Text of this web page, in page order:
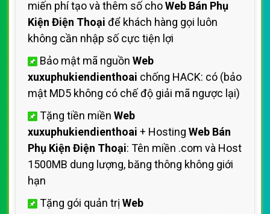
miến phí tạo và thêm số choWeb Bán Phụ
Kiện Điện Thoại để khách hàng gọi luôn
không cần nhập số cực tiện lợi
Bảo mật mã nguồn Web
xuxuphukiendienthoai chống HACK: có (bảo
mật MD5 không có chế độ giải mã ngược lại)
Tặng tiền miền Web
xuxuphukiendienthoai + Hosting Web Bán
Phụ Kiện Điện Thoại: Tên miền .com và Host
1500MB dung lượng, băng thông không giới
hạn
Tặng gói quản trị Web